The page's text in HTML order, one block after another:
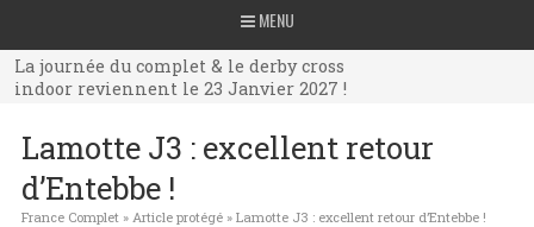
MENU
La journée du complet & le derby cross
indoor reviennent le 23 Janvier 2027 !
La journée du complet & le derby cross
indoor reviennent le 23 Janvier 2027 !
indoor reviennent le 23 Janvier 2027 !
Lamotte J3 : excellent retour
d’Entebbe !
France Complet» Article protégé» Lamotte J3 : excellent retour d’Entebbe !